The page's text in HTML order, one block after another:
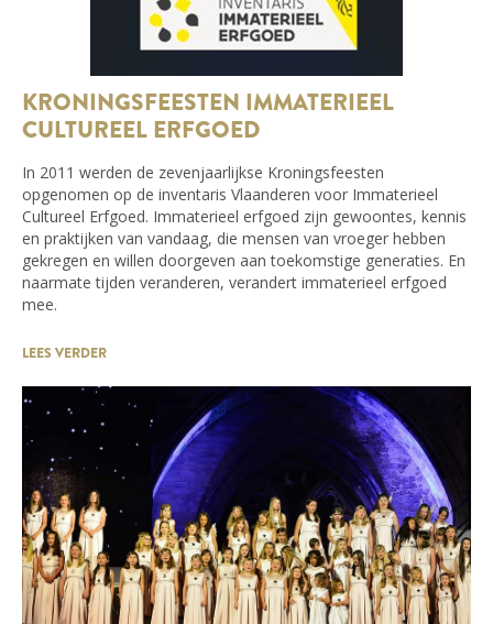
KRONINGSFEESTEN IMMATERIEEL
CULTUREEL ERFGOED
In 2011 werden de zevenjaarlijkse Kroningsfeesten
opgenomen op de inventaris Vlaanderen voor Immaterieel
Cultureel Erfgoed. Immaterieel erfgoed zijn gewoontes, kennis
en praktijken van vandaag, die mensen van vroeger hebben
gekregen en willen doorgeven aan toekomstige generaties. En
naarmate tijden veranderen, verandert immaterieel erfgoed
mee.
LEES VERDER